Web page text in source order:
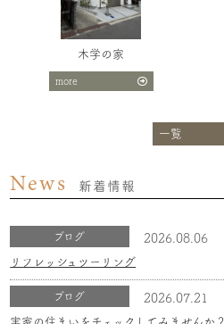
木学の家
more
一覧
News 新着情報
ブログ 2026.08.06
リフレッシュツーリング
ブログ 2026.07.21